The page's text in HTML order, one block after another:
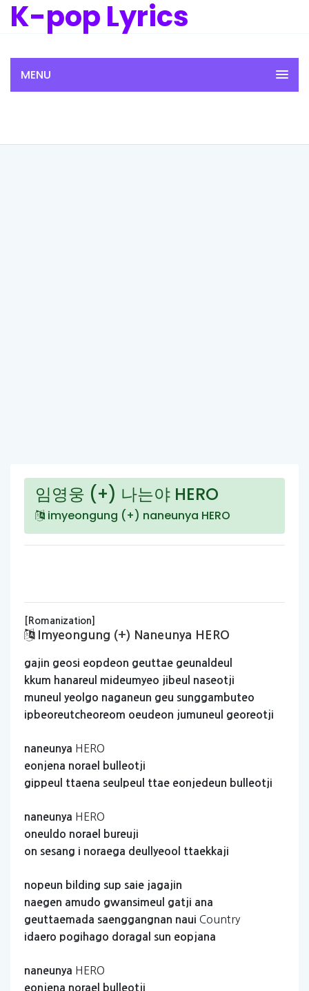
K-pop Lyrics
MENU
임영웅 (+) 나는야 HERO
imyeongung (+) naneunya HERO
[Romanization]
Imyeongung (+) Naneunya HERO
gajin geosi eopdeon geuttae geunaldeul
kkum hanareul mideumyeo jibeul
naseotji
muneul yeolgo naganeun geu sunggambuteo
ipbeoreutcheoreom oeudeon jumuneul georeotji
naneunya HERO
eonjena norael
bulleotji
gippeul
ttaena seulpeul ttae eonjedeun bulleotji
naneunya HERO
oneuldo norael
bureuji
on sesang i noraega deullyeool ttaekkaji
nopeun bilding sup saie jagajin
naegen amudo gwansimeul gatji ana
geuttaemada saenggangnan naui Country
idaero pogihago doragal sun eopjana
naneunya HERO
eonjena norael
bulleotji